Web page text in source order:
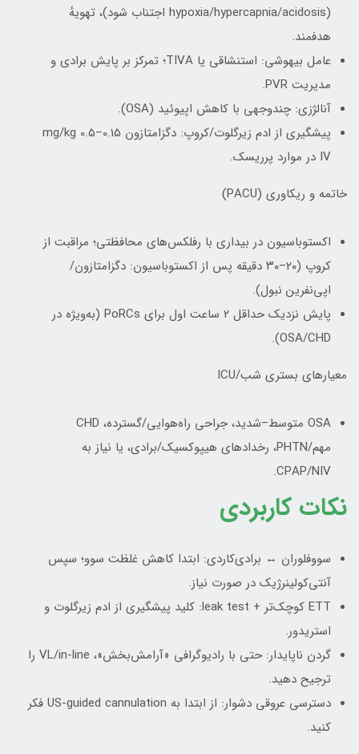
(hypoxia/hypercapnia/acidosis اجتناب شود)، تهویهٔ
هدفمند.
عامل بیهوشی: استنشاقی یا TIVA؛ تمرکز بر پایش برادی و
مدیریت PVR.
آنالژزی: چندوجهی با کاهش اپیوئید (OSA).
پیشگیری از ادم زیرگلوت/کروپ: دگزامتازون 0.15–0.5 mg/kg
IV در موارد پرریسک.
خاتمه و ریکاوری (PACU)
اکستوباسیون در بیداری با رفلکس‌های محافظتی؛ مراقبت از
کروپ (۲۰–۳۰ دقیقه پس از اکستوباسیون: دگزامتازون/
اپی‌نفرین نبول).
پایش نزدیک حداقل ۲ ساعت اول برای PoRCs (به‌ویژه در
OSA/CHD).
معیارهای بستری شب/ICU
OSA متوسط–شدید، جراحی راه‌هوایی/گسترده، CHD
مهم/PHTN، رخدادهای هیپوکسیک/برادی، یا نیاز به
CPAP/NIV.
نکات کاربردی
سووفلوران ↔ برادی‌کاردی: ابتدا کاهش غلظت سوو؛ سپس
آنتی‌کولینرژیک در صورت نیاز.
ETT کوچک‌تر + leak test: کلید پیشگیری از ادم زیرگلوت و
استریدور.
گردن ناپایدار: حتی با رادیوگرافی «آرامش‌بخش»، VL/in-line را
ترجیح دهید.
دسترسی عروقی دشوار: از ابتدا به US-guided cannulation فکر
کنید.